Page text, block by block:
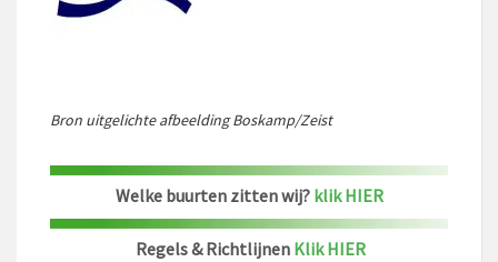
Bron uitgelichte afbeelding Boskamp/Zeist
Welke buurten zitten wij? klik HIER
Regels & Richtlijnen Klik HIER